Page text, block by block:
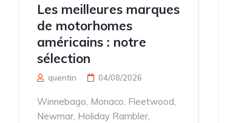
Les meilleures marques
de motorhomes
américains : notre
sélection
quentin 04/08/2026
Winnebago, Monaco, Fleetwood,
Newmar, Holiday Rambler,